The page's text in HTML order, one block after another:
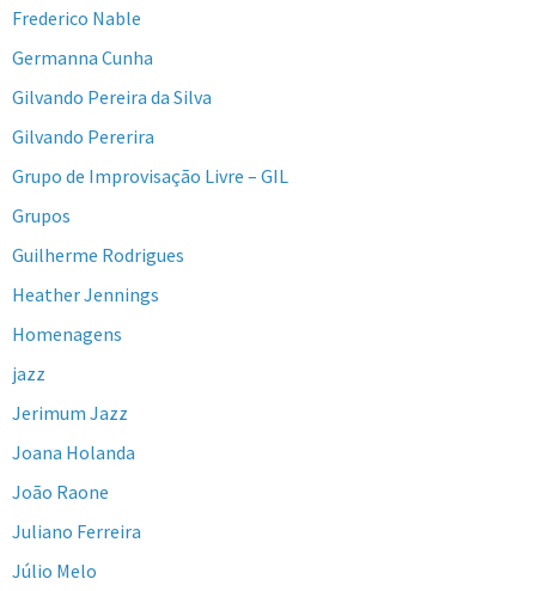
Frederico Nable
Germanna Cunha
Gilvando Pereira da Silva
Gilvando Pererira
Grupo de Improvisação Livre – GIL
Grupos
Guilherme Rodrigues
Heather Jennings
Homenagens
jazz
Jerimum Jazz
Joana Holanda
João Raone
Juliano Ferreira
Júlio Melo